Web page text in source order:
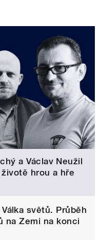
a Václav Neužil
hrou a hře
světů. Průběh
na Zemi na konci